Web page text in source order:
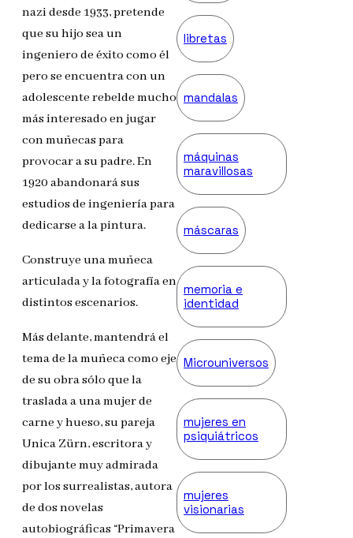
nazi desde 1933, pretende
que su hijo sea un
ingeniero de éxito como él
pero se encuentra con un
adolescente rebelde mucho
más interesado en jugar
con muñecas para
provocar a su padre. En
1920 abandonará sus
estudios de ingeniería para
dedicarse a la pintura.
Construye una muñeca
articulada y la fotografía en
distintos escenarios.
Más delante, mantendrá el
tema de la muñeca como eje
de su obra sólo que la
traslada a una mujer de
carne y hueso, su pareja
Unica Zürn, escritora y
dibujante muy admirada
por los surrealistas, autora
de dos novelas
autobiográficas “Primavera
libretas
mandalas
máquinas
maravillosas
máscaras
memoria e
identidad
Microuniversos
mujeres en
psiquiátricos
mujeres
visionarias